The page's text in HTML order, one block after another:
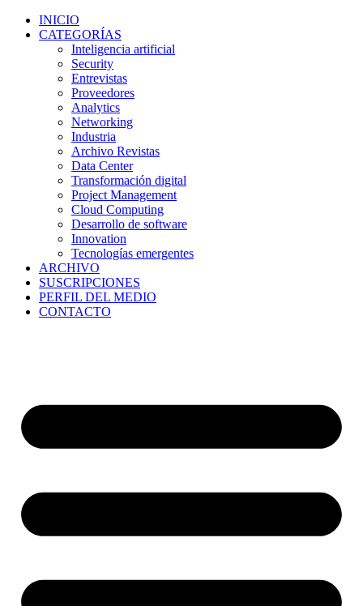
INICIO
CATEGORÍAS
Inteligencia artificial
Security
Entrevistas
Proveedores
Analytics
Networking
Industria
Archivo Revistas
Data Center
Transformación digital
Project Management
Cloud Computing
Desarrollo de software
Innovation
Tecnologías emergentes
ARCHIVO
SUSCRIPCIONES
PERFIL DEL MEDIO
CONTACTO